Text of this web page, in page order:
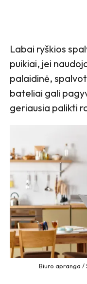
Labai ryškios
puikiai, jei
palaidinė,
bateliai gali
geriausia palikti
Biuro apranga /